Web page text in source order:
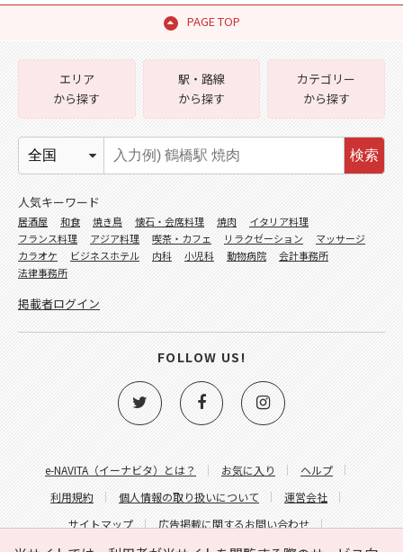
PAGE TOP
e-NAVITA（イーナビタ）とは？ お気に入り
ヘルプ
利用規約
個人情報の取り扱いについて
運営会社
サイトマップ
広告掲載に関するお問い合わせ
エリア
から探す
駅・路線
から探す
カテゴリー
から探す
検索
人気キーワード
居酒屋 和食 焼き鳥 懐石・会席料理 焼肉
イタリア料理
フランス料理
アジア料理 喫茶・カフェ リラクゼーション
マッサージ
カラオケ
ビジネスホテル 内科 小児科 動物病院
会計事務所
法律事務所
掲載者ログイン
FOLLOW US!